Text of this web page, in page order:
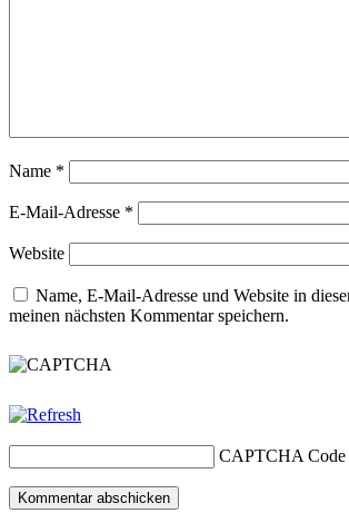
Name *
E-Mail-Adresse *
Website
Name, E-Mail-Adresse und Website in
meinen nächsten Kommentar speichern.
CAPTCHA Code